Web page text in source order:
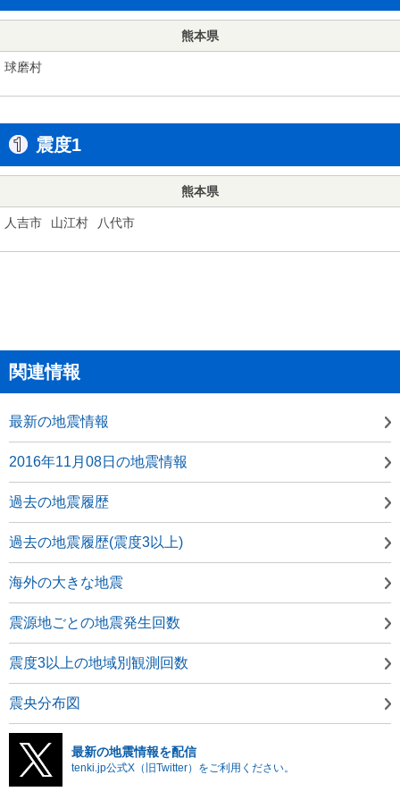
熊本県
球磨村
震度1
熊本県
人吉市 山江村 八代市
関連情報
最新の地震情報
2016年11月08日の地震情報
過去の地震履歴
過去の地震履歴(震度3以上)
海外の大きな地震
震源地ごとの地震発生回数
震度3以上の地域別観測回数
震央分布図
最新の地震情報を配信
tenki.jp公式X（旧Twitter）をご利用ください。